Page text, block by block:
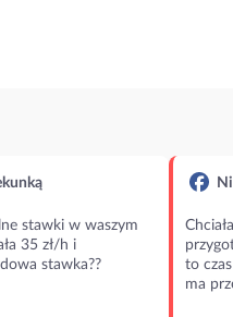
stawki w waszym
35 zł/h i
stawka??
to
ma